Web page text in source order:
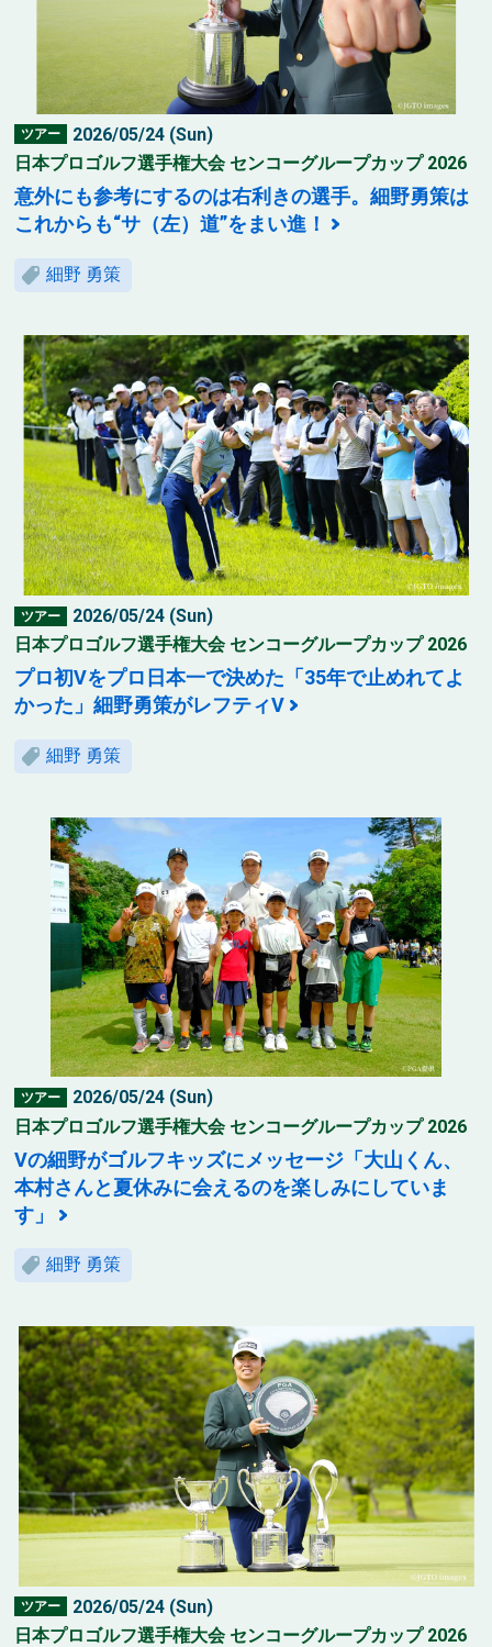
ツアー
2026/05/24 (Sun)
日本プロゴルフ選手権大会 センコーグループカップ 2026
意外にも参考にするのは右利きの選手。細野勇策は
これからも“サ（左）道”をまい進！
細野 勇策
ツアー
2026/05/24 (Sun)
日本プロゴルフ選手権大会 センコーグループカップ 2026
プロ初Vをプロ日本一で決めた「35年で止めれてよ
かった」細野勇策がレフティV
細野 勇策
ツアー
2026/05/24 (Sun)
日本プロゴルフ選手権大会 センコーグループカップ 2026
Vの細野がゴルフキッズにメッセージ「大山くん、
本村さんと夏休みに会えるのを楽しみにしていま
す」
細野 勇策
ツアー
2026/05/24 (Sun)
日本プロゴルフ選手権大会 センコーグループカップ 2026